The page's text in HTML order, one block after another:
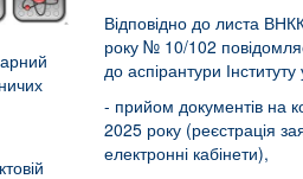
Відповідно до листа
року № 10/102
до аспірантури
- прийом документів на
2025 року (реєстрація
електронні кабінети),